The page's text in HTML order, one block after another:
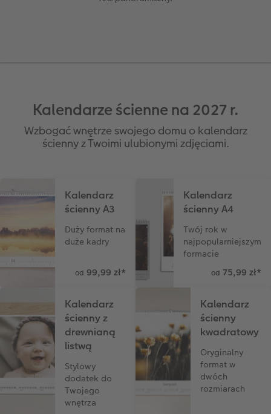
A5* pozioma
Zdjęcia mini
Dodatki do zdjęć
Dodatki do kalendarzy
Artykuły szkolne
Tablica powitalna
Fotoobraz wieloczęściowy
CEWE myPhotos
Dodatki do fotoobrazów
Dodatki do fotoplakatów
Kalendarze ścienne na 2027 r.
Wzbogać wnętrze swojego domu o kalendarz
ścienny z Twoimi ulubionymi zdjęciami.
Kalendarz
ścienny A3
Duży format na
duże kadry
od 99,99 zł*
Kalendarz
ścienny A4
Twój rok w
najpopularniejszym
formacie
od 75,99 zł*
Kalendarz
ścienny z
drewnianą
listwą
Stylowy
dodatek do
Twojego
wnętrza
Kalendarz
ścienny
kwadratowy
Oryginalny
format w
dwóch
rozmiarach